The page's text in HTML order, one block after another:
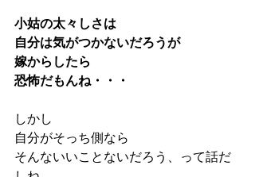
小姑の太々しさは
自分は気がつかないだろうが
嫁からしたら
恐怖だもんね・・・
しかし
自分がそっち側なら
そんないいことないだろう、って話だ